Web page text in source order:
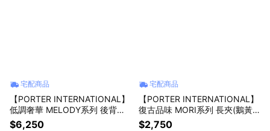
宅配商品
【PORTER INTERNATIONAL】
低調奢華 MELODY系列 後背包
(靜謐灰)
$6,250
宅配商品
【PORTER INTERNATIONAL】
復古品味 MORI系列 長夾(鵝黃
色)
$2,750